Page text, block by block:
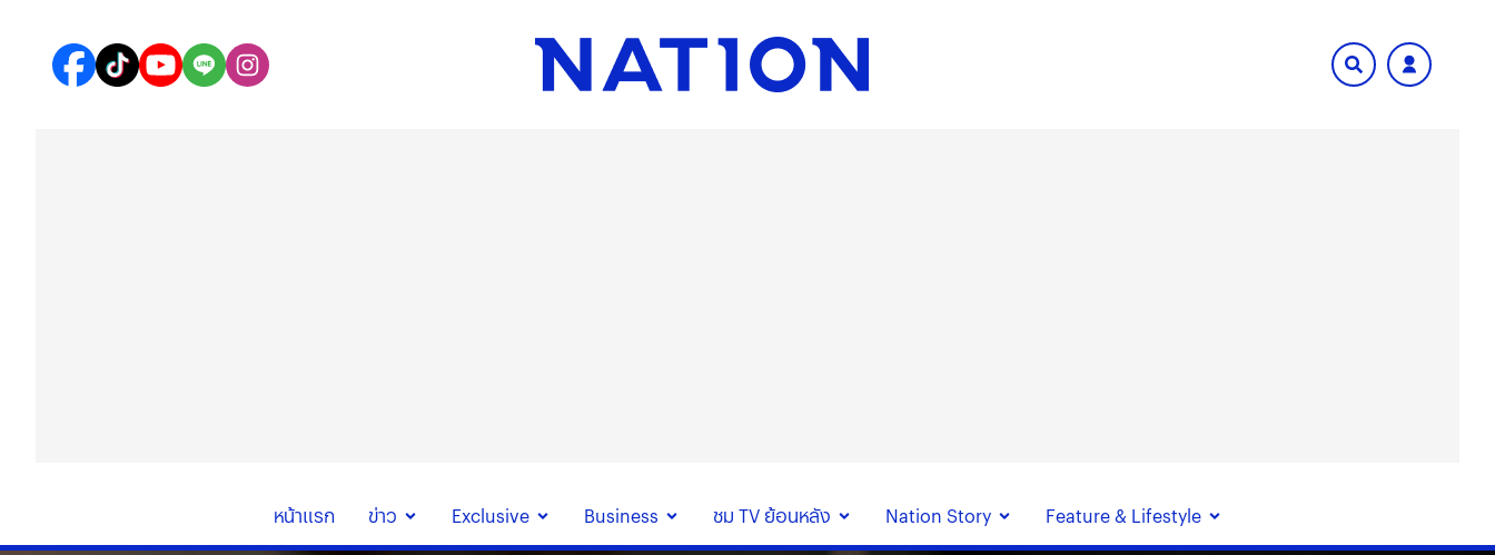
หน้าแรก ข่าว Exclusive Business ชม TV ย้อนหลัง Nation Story Feature & Lifestyle